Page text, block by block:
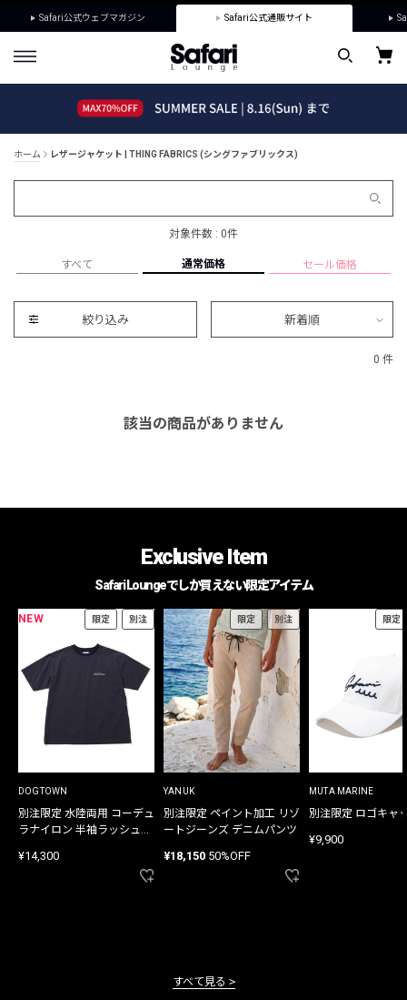
Safari公式ウェブマガジン Safari公式通販サイト
ホーム レザージャケット | THING FABRICS (シングファブリックス)
対象件数 : 0件
すべて 通常価格 セール価格
絞り込み 新着順
0 件
該当の商品がありません
Exclusive Item
Safari Loungeでしか買えない限定アイテム
NEW 限定 別注
DOGTOWN
別注限定 水陸両用 コーデュ
ラナイロン 半袖ラッシュガ
¥14,300
限定 別注
YANUK
別注限定 ペイント加工 リゾ
ートジーンズ デニムパンツ
¥18,150 50%OFF
限定
MUTA MARINE
別注限定 ロゴキャ
¥9,900
すべて見る